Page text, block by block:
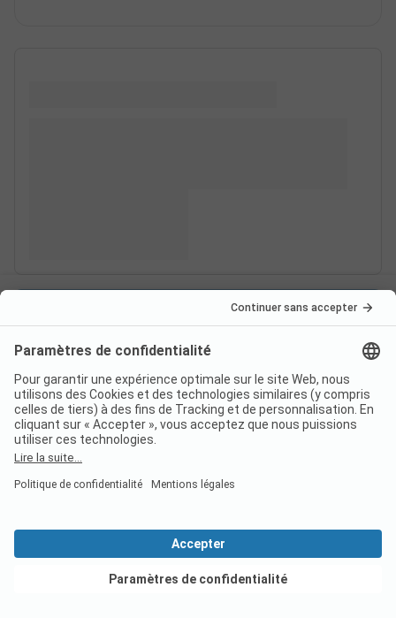
Voir les offres
France
Italie
Croatie
Suisse